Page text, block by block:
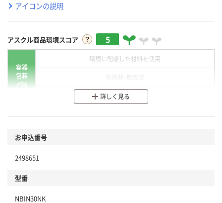
アイコンの説明
アスクル商品環境スコア 5
容器
包装
環境に配慮した材料を使用
分別・リサイクルしやすい設計
本体
仕組
詳しく見る
お申込番号
2498651
型番
NBIN30NK